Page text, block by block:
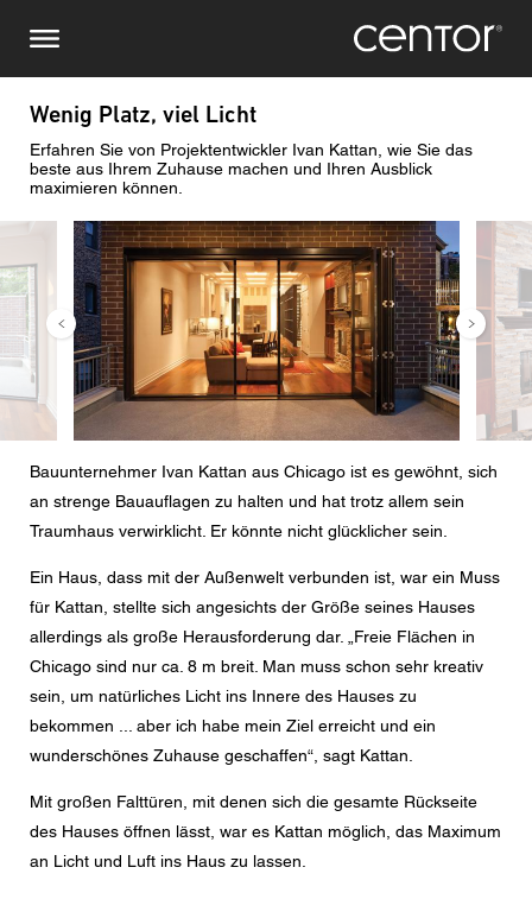
zum
Inhalt
Wenig Platz, viel Licht
Erfahren Sie von Projektentwickler Ivan Kattan, wie Sie das
beste aus Ihrem Zuhause machen und Ihren Ausblick
maximieren können.
Bild Bild
Bauunternehmer Ivan Kattan aus Chicago ist es gewöhnt, sich
an strenge Bauauflagen zu halten und hat trotz allem sein
Traumhaus verwirklicht. Er könnte nicht glücklicher sein.
Ein Haus, dass mit der Außenwelt verbunden ist, war ein Muss
für Kattan, stellte sich angesichts der Größe seines Hauses
allerdings als große Herausforderung dar. „Freie Flächen in
Chicago sind nur ca. 8 m breit. Man muss schon sehr kreativ
sein, um natürliches Licht ins Innere des Hauses zu
bekommen ... aber ich habe mein Ziel erreicht und ein
wunderschönes Zuhause geschaffen“, sagt Kattan.
Mit großen Falttüren, mit denen sich die gesamte Rückseite
des Hauses öffnen lässt, war es Kattan möglich, das Maximum
an Licht und Luft ins Haus zu lassen.
Stellen Sie eine Anfrage
Vor-/ Nachname
Telefonnummer
Land
Postleitzahl
Sie sind
CAPTCHA
Diese Sicherheitsfrage überprüft, ob Sie ein menschlicher
Besucher sind und verhindert automatisches Spamming.
Nordamerika